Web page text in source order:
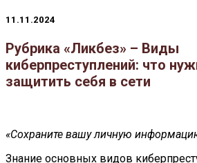
11.11.2024
Рубрика «Ликбез» – Виды
киберпреступлений: что
защитить себя в сети
«Сохраните вашу личную
Знание основных видов